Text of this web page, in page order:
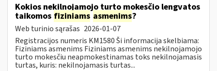
Kokios nekilnojamojo turto mokesčio lengvatos
taikomos fiziniams asmenims?
Web turinio sąrašas 2026-01-07
Registracijos numeris KM1580 Ši informacija skelbiama:
Fiziniams asmenims Fiziniams asmenims nekilnojamojo
turto mokesčiu neapmokestinamas toks nekilnojamasis
turtas, kuris: nekilnojamasis turtas...